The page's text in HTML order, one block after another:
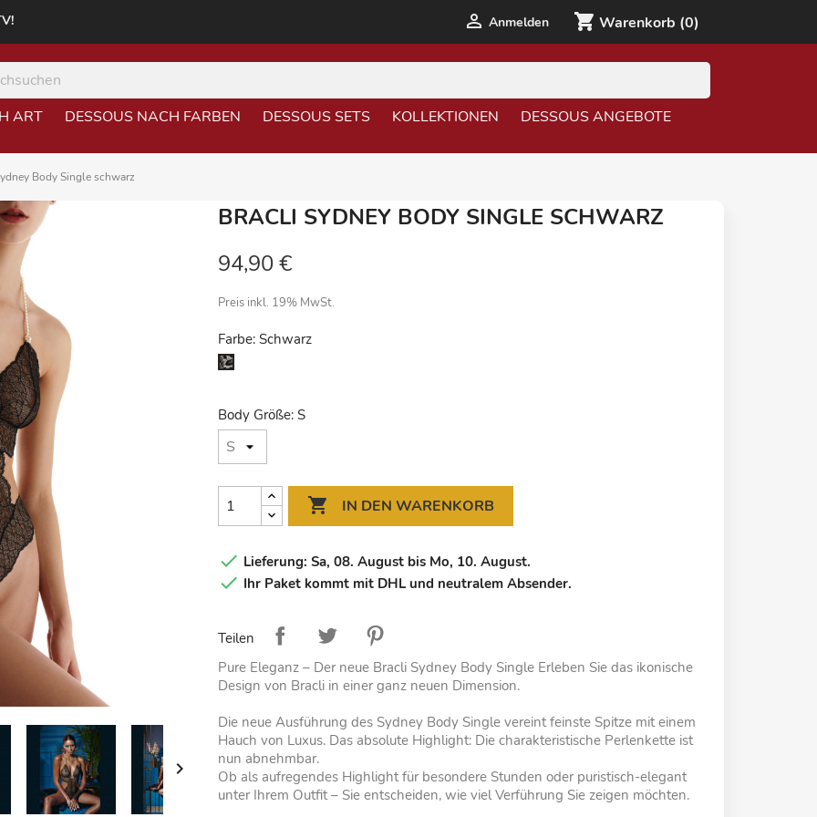
 Anmelden shopping_cart Warenkorb (0)
ART DESSOUS NACH FARBEN DESSOUS SETS KOLLEKTIONEN DESSOUS ANGEBOTE
Body Single schwarz

BRACLI SYDNEY BODY SINGLE SCHWARZ
94,90 €
Preis inkl. 19% MwSt.
Farbe: Schwarz
Schwarz
Body Größe: S
 IN DEN WARENKORB
 Lieferung: Sa, 08. August bis Mo, 10. August.
 Ihr Paket kommt mit DHL und neutralem Absender.
Teilen
Pure Eleganz – Der neue Bracli Sydney Body Single Erleben Sie das ikonische
Design von Bracli in einer ganz neuen Dimension.
Die neue Ausführung des Sydney Body Single vereint feinste Spitze mit einem
Hauch von Luxus. Das absolute Highlight: Die charakteristische Perlenkette ist
nun abnehmbar.
Ob als aufregendes Highlight für besondere Stunden oder puristisch-elegant
unter Ihrem Outfit – Sie entscheiden, wie viel Verführung Sie zeigen möchten.